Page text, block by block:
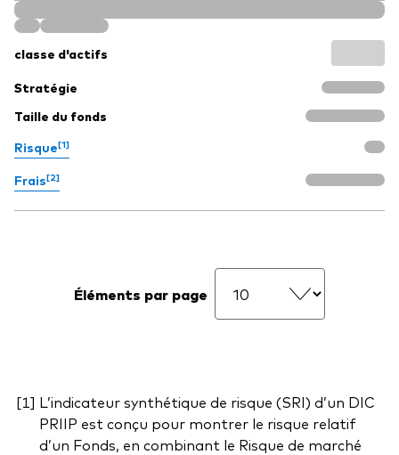
classe d'actifs
Stratégie
Taille du fonds
Risque[1]
Frais[2]
Éléments par page
L’indicateur synthétique de risque (SRI) d’un DIC
PRIIP est conçu pour montrer le risque relatif
d’un Fonds, en combinant le Risque de marché